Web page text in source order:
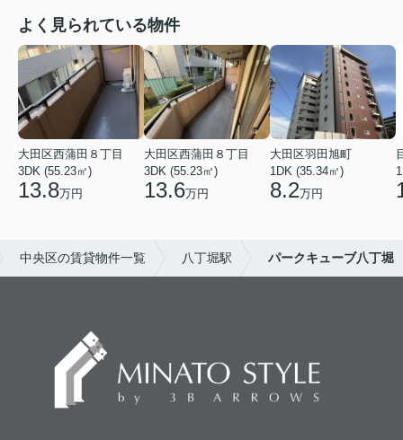
よく見られている物件
大田区西蒲田８丁目
3DK (55.23㎡)
13.8万円
大田区西蒲田８丁目
3DK (55.23㎡)
13.6万円
大田区羽田旭町
1DK (35.34㎡)
8.2万円
中央区の賃貸物件一覧 八丁堀駅 パークキューブ八丁堀